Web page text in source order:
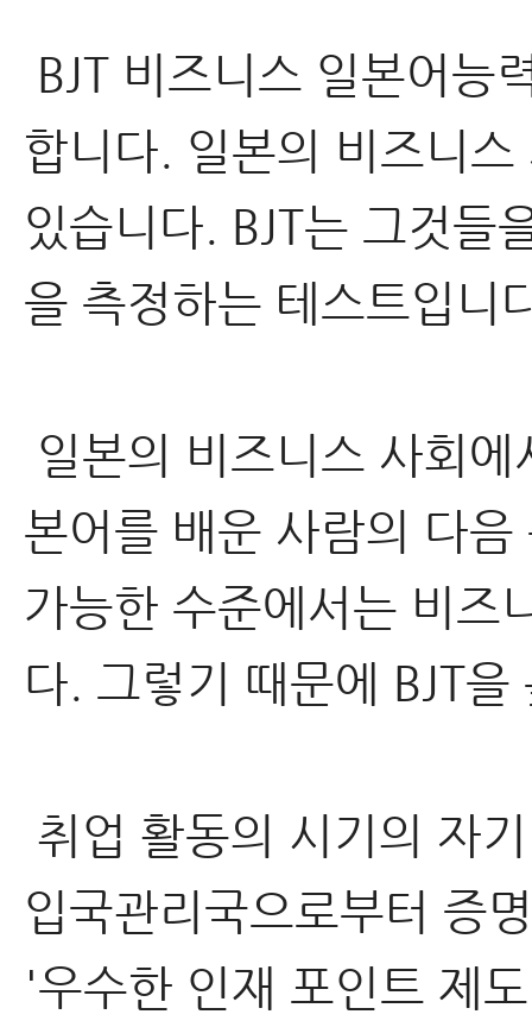
BJT 비즈니스 일본어능
합니다. 일본의 비즈니
있습니다. BJT는 그것들
을 측정하는 테스트입니
일본의 비즈니스 사회
본어를 배운 사람의 다
가능한 수준에서는 비즈
다. 그렇기 때문에 BJT
취업 활동의 시기의 자
입국관리국으로부터 증
'우수한 인재 포인트 제